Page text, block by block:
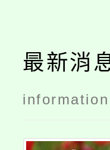
最新消
information